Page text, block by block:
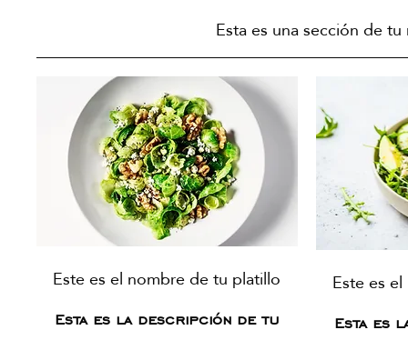
Esta es una sección de
Este es el nombre de tu platillo
Esta es la descripción de tu
Este es
Esta es